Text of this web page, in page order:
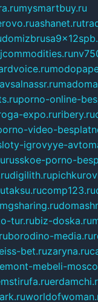
mysmartbuy.ru
ashanet.ru
porno-online-
expo.ruribery.ru
video-
igrovyye-
russkoe-porno-
digilith.ru
taksu.rucomp123.ru
tur.rubiz-doska.ru
borodino-media.ru
bet.ruzaryna.ru
mebeli-